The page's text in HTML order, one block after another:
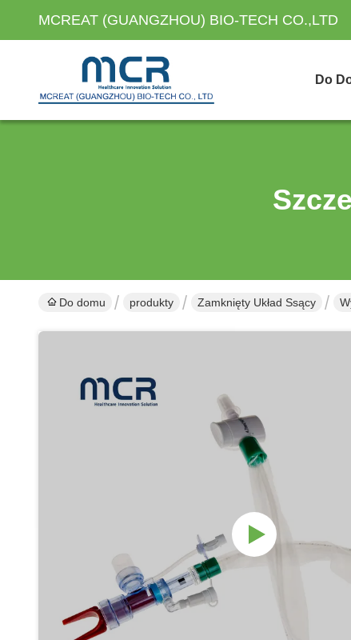
MCREAT (GUANGZHOU) BIO-TECH CO.,LTD
Do
Do domu produkty Zamknięty Układ Ssący